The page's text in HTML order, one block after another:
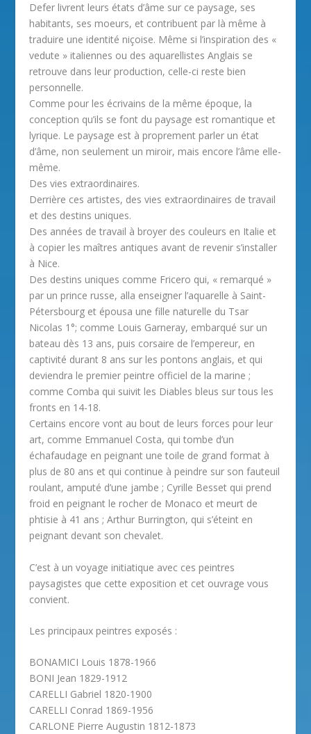
Defer livrent leurs états d’âme sur ce paysage, ses
habitants, ses moeurs, et contribuent par là même à
traduire une identité niçoise. Même si l’inspiration des «
vedute » italiennes ou des aquarellistes Anglais se
retrouve dans leur production, celle-ci reste bien
personnelle.
Comme pour les écrivains de la même époque, la
conception qu’ils se font du paysage est romantique et
lyrique. Le paysage est à proprement parler un état
d’âme, non seulement un miroir, mais encore l’âme elle-
même.
Des vies extraordinaires.
Derrière ces artistes, des vies extraordinaires de travail
et des destins uniques.
Des années de travail à broyer des couleurs en Italie et
à copier les maîtres antiques avant de revenir s’installer
à Nice.
Des destins uniques comme Fricero qui, « remarqué »
par un prince russe, alla enseigner l’aquarelle à Saint-
Pétersbourg et épousa une fille naturelle du Tsar
Nicolas 1°; comme Louis Garneray, embarqué sur un
bateau dès 13 ans, puis corsaire de l’empereur, en
captivité durant 8 ans sur les pontons anglais, et qui
deviendra le premier peintre officiel de la marine ;
comme Comba qui suivit les Diables bleus sur tous les
fronts en 14-18.
Certains encore vont au bout de leurs forces pour leur
art, comme Emmanuel Costa, qui tombe d’un
échafaudage en peignant une toile de grand format à
plus de 80 ans et qui continue à peindre sur son fauteuil
roulant, amputé d’une jambe ; Cyrille Besset qui prend
froid en peignant le rocher de Monaco et meurt de
phtisie à 41 ans ; Arthur Burrington, qui s’éteint en
peignant devant son chevalet.
C’est à un voyage initiatique avec ces peintres
paysagistes que cette exposition et cet ouvrage vous
convient.
Les principaux peintres exposés :
BONAMICI Louis 1878-1966
BONI Jean 1829-1912
CARELLI Gabriel 1820-1900
CARELLI Conrad 1869-1956
CARLONE Pierre Augustin 1812-1873